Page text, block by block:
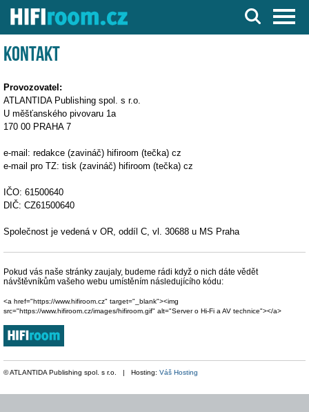
Server o Hi-Fi a AV technice
Kontakt
Provozovatel:
ATLANTIDA Publishing spol. s r.o.
U měšťanského pivovaru 1a
170 00 PRAHA 7
e-mail: redakce (zavináč) hifiroom (tečka) cz
e-mail pro TZ: tisk (zavináč) hifiroom (tečka) cz
IČO: 61500640
DIČ: CZ61500640
Společnost je vedená v OR, oddíl C, vl. 30688 u MS Praha
Pokud vás naše stránky zaujaly, budeme rádi když o nich dáte vědět
návštěvníkům vašeho webu umístěním následujícího kódu:
<a href="https://www.hifiroom.cz" target="_blank"><img
src="https://www.hifiroom.cz/images/hifiroom.gif" alt="Server o Hi-Fi a AV technice"></a>
© ATLANTIDA Publishing spol. s r.o. | Hosting: Váš Hosting